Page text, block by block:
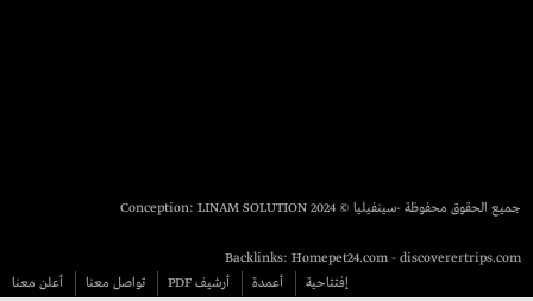
جميع الحقوق محفوظة -سينفيليا © 2024 Conception: LINAM SOLUTION
Backlinks: Homepet24.com - discoverertrips.com
إفتتاحية
أعمدة أرشيف PDF تواصل معنا أعلن معنا